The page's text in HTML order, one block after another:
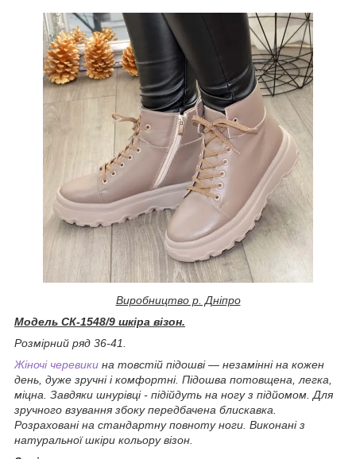
Виробництво р. Дніпро
Модель СК-1548/9 шкіра візон.
Розмірний ряд 36-41.
Жіночі черевики на товстій підошві ― незамінні на кожен
день, дуже зручні і комфортні. Підошва потовщена, легка,
міцна. Завдяки шнурівці - підійдуть на ногу з підйомом. Для
зручного взування збоку передбачена блискавка.
Розраховані на стандартну повноту ноги. Виконані з
натуральної шкіри кольору візон.